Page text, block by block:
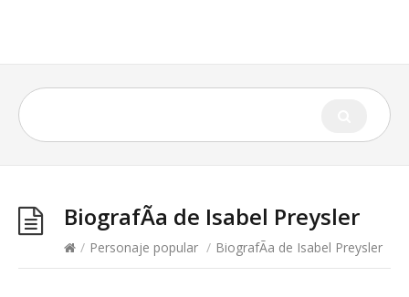
BiografÃ­a de Isabel Preysler
/ Personaje popular / BiografÃ­a de Isabel Preysler